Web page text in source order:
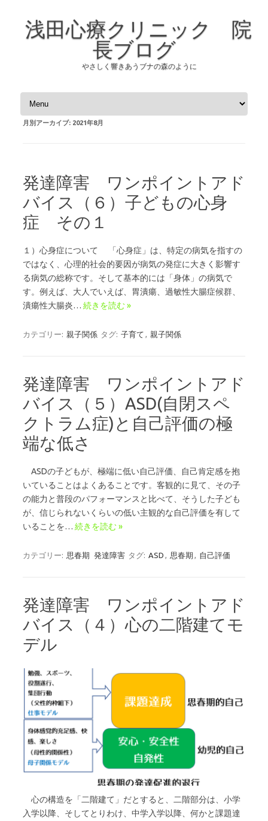
浅田心療クリニック 院
長ブログ
やさしく響きあうブナの森のように
コンテンツへスキップ
月別アーカイブ: 2021年8月
発達障害 ワンポイントアド
バイス（６）子どもの心身
症 その１
１）心身症について 「心身症」は、特定の病気を指すの
ではなく、心理的社会的要因が病気の発症に大きく影響す
る病気の総称です。そして基本的には「身体」の病気で
す。例えば、大人でいえば、胃潰瘍、過敏性大腸症候群、
潰瘍性大腸炎… 続きを読む »
カテゴリー: 親子関係 タグ: 子育て , 親子関係
発達障害 ワンポイントアド
バイス（５）ASD(自閉スペ
クトラム症)と自己評価の極
端な低さ
ASDの子どもが、極端に低い自己評価、自己肯定感を抱
いていることはよくあることです。客観的に見て、その子
の能力と普段のパフォーマンスと比べて、そうした子ども
が、信じられないくらいの低い主観的な自己評価を有して
いることを… 続きを読む »
カテゴリー: 思春期 発達障害 タグ: ASD , 思春期 , 自己評価
発達障害 ワンポイントアド
バイス（４）心の二階建てモ
デル
心の構造を「二階建て」だとすると、二階部分は、小学
入学以降、そしてとりわけ、中学入学以降、何かと課題達